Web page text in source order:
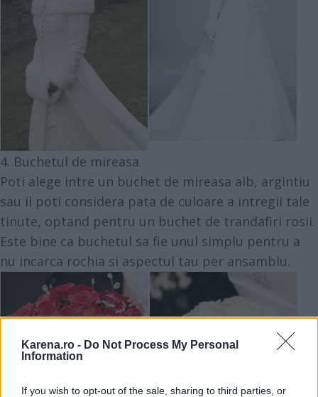
Karena.ro - Do Not Process My Personal
Information
If you wish to opt-out of the sale, sharing to third parties, or
4. Buchetul de mireasa
Poti alege intre un buchet de mireasa alb, argintiu
sau il poti considera pata de culoare a intregii tale
tinute, optand pentru un buchet de trandafiri rosii.
Este bine ca buchetul sa fie unul simplu pentru a
nu incarca rochia si aspectul tau per ansamblu.